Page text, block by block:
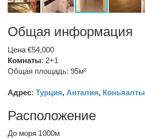
Общая информация
Цена €54,000
Комнаты: 2+1
Общая площадь: 95м²
Адрес: Турция, Анталия, Коньяалты
Расположение
До моря 1000м